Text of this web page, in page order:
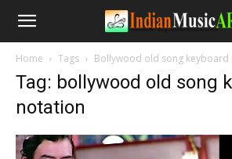
Home Tags Bollywood old song keyboard
Tag: bollywood old song
notation